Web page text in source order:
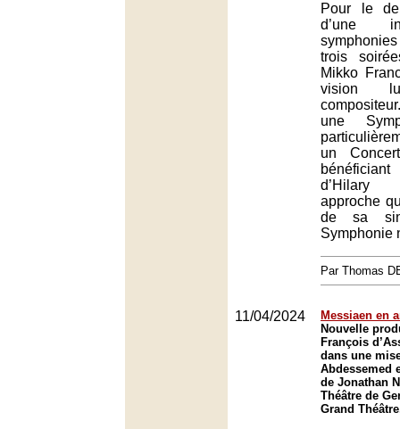
Pour le
d’une
trois
Mikko
vision
une
un
approche
de sa
Symphonie
Par Thomas
11/04/2024
Messiaen en
Nouvelle
François
dans une
Abdessemed
de Jonathan
Théâtre de
Grand